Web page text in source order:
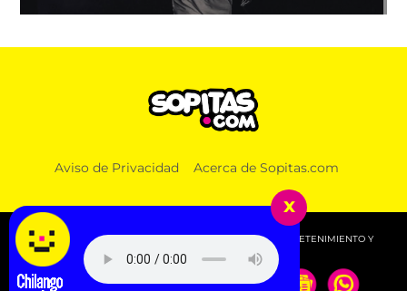
Aviso de Privacidad Acerca de Sopitas.com
© 2026 SOPITAS.COM - MÚSICA, NOTICIAS, DEPORTES, ENTRETENIMIENTO Y
MÁS!.
x